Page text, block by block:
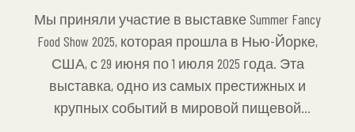
Мы приняли участие в выставке Summer Fancy
Food Show 2025, которая прошла в Нью-Йорке,
США, с 29 июня по 1 июля 2025 года. Эта
выставка, одно из самых престижных и
крупных событий в мировой пищевой